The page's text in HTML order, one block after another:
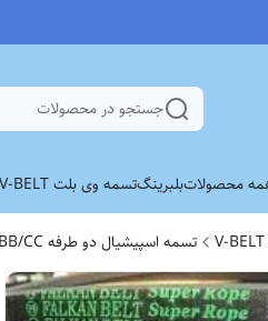
جستجو در محصولات
محصولاتبلبرینگتسمه وی بلت V-BELT
تسمه اسپیشیال دو طرفه AA/BB/CC